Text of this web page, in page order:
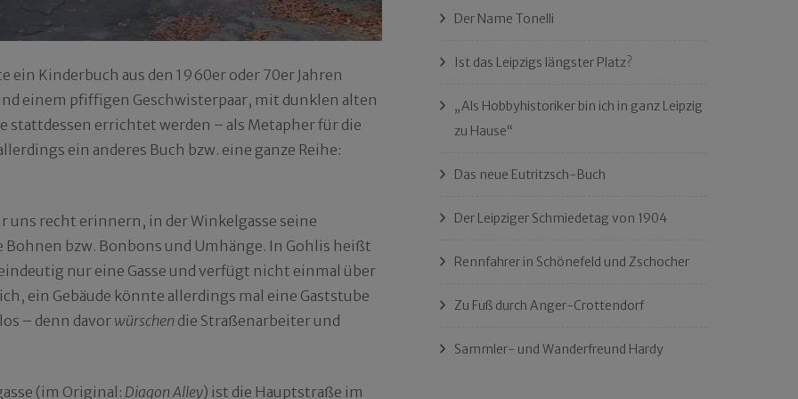
ein Kinderbuch aus den 1960er oder 70er Jahren
einem pfiffigen Geschwisterpaar, mit dunklen alten
stattdessen errichtet werden – als Metapher für die
ein anderes Buch bzw. eine ganze Reihe:
uns recht erinnern, in der Winkelgasse seine
bzw. Bonbons und Umhänge. In Gohlis heißt
nur eine Gasse und verfügt nicht einmal über
ein Gebäude könnte allerdings mal eine Gaststube
– denn davor würschen die Straßenarbeiter und
(im Original: Diagon Alley) ist die Hauptstraße im
Der Name Tonelli
Ist das Leipzigs längster Platz?
„Als Hobbyhistoriker bin ich in ganz Leipzig
zu Hause“
Das neue Eutritzsch-Buch
Der Leipziger Schmiedetag von 1904
Rennfahrer in Schönefeld und Zschocher
Zu Fuß durch Anger-Crottendorf
Sammler- und Wanderfreund Hardy